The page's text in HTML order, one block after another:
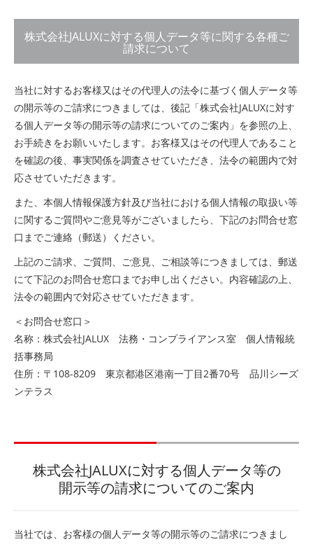
株式会社JALUXに対する個人データ等に関する各種ご
請求について
当社に対するお客様又はその代理人の法令に基づく個人データ等
の開示等のご請求につきましては、後記「株式会社JALUXに対す
る個人データ等の開示等の請求についてのご案内」を参照の上、
お手続きをお願いいたします。お客様又はその代理人であること
を確認の後、事実関係を調査させていただき、法令の範囲内で対
応させていただきます。
また、本個人情報保護方針及び当社における個人情報の取扱い等
に関するご質問やご意見等がございましたら、下記のお問合せ窓
口までご連絡（郵送）ください。
上記のご請求、ご質問、ご意見、ご相談等につきましては、郵送
にて下記のお問合せ窓口までお申し出ください。内容確認の上、
法令の範囲内で対応させていただきます。
＜お問合せ窓口＞
名称：株式会社JALUX 法務・コンプライアンス室 個人情報統
括事務局
住所：〒108-8209 東京都港区港南一丁目2番70号 品川シーズ
ンテラス
株式会社JALUXに対する個人データ等の
開示等の請求についてのご案内
当社では、お客様の個人データ等の開示等のご請求につきまし